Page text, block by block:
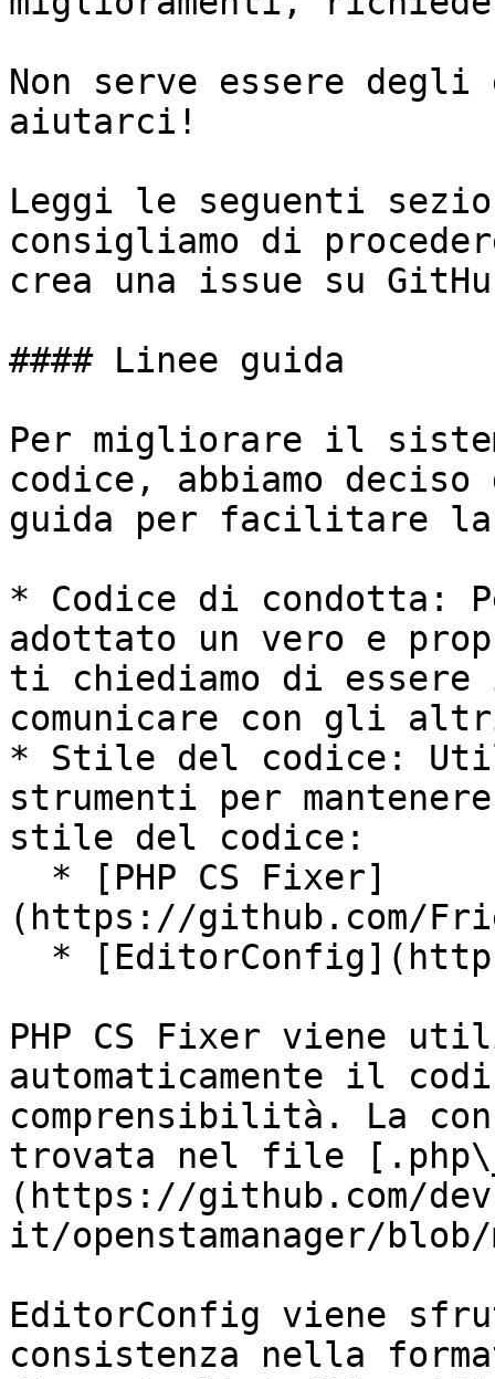
Non serve essere
aiutarci!
Leggi le seguenti
consigliamo di
crea una issue su
#### Linee guida
Per migliorare il
codice, abbiamo
guida per facilitare la
* Codice di condotta:
adottato un vero e
ti chiediamo di
comunicare con gli
* Stile del codice:
strumenti per
stile del codice:
(https://github.com/
PHP CS Fixer viene
automaticamente il
comprensibilità. La
trovata nel file
(https://github.com/
it/openstamanager/
EditorConfig viene
consistenza nella